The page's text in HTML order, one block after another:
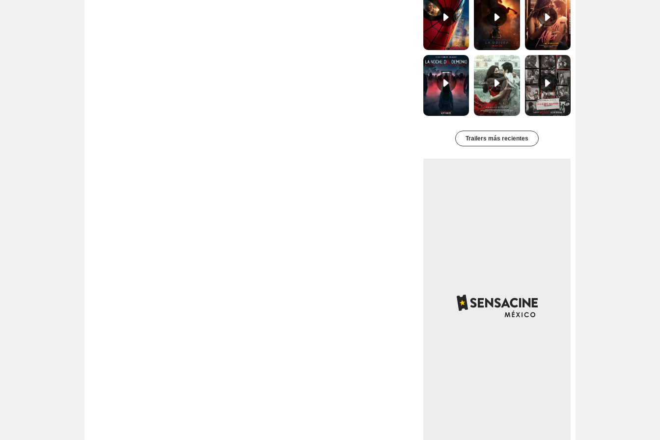
Primer Tráiler Oficial Subtitulado de 'La Noche Del Demonio: Están Entre Nosotros' Primer Tráiler Oficial Subtitulado de 'Una última aventura: Detrás de cámaras de Stranger Things 5'
Trailers más recientes